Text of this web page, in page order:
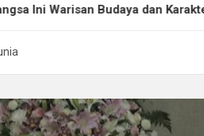
Budaya dan Karakter